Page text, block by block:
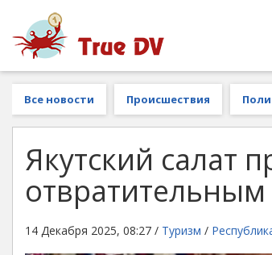
Все новости Происшествия
Якутский салат
14 Декабря 2025, 08:27 / Туризм /